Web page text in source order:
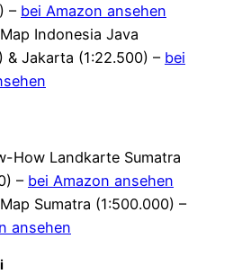
– bei Amazon ansehen
Indonesia Java
& Jakarta (1:22.500) – bei
How Landkarte Sumatra
– bei Amazon ansehen
Sumatra (1:500.000) –
ansehen